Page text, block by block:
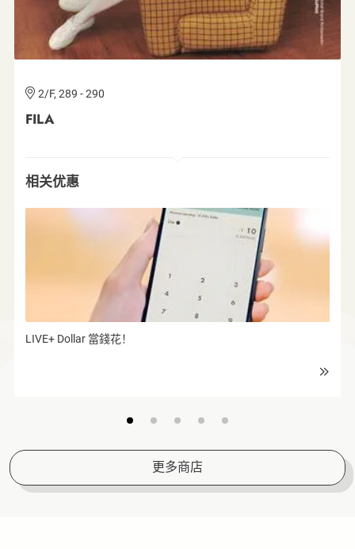
G/F, 074 & 1/F, 144
诚品生活太古店
2/F, 289 - 290
FILA
4/F, 401
GU Hong Kong
G/F, 066
Decathlon
2/F, 245 & 3/F, 301
无印良品
G/F, 074 & 1/F, 144
诚品生活太古店
2/F, 289 - 290
FILA
相关优惠
免费泊车礼遇
相关优惠
LIVE+ Dollar 當錢花！
更多商店